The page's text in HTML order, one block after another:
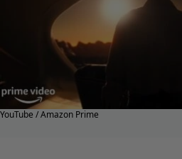
YouTube / Amazon Prime